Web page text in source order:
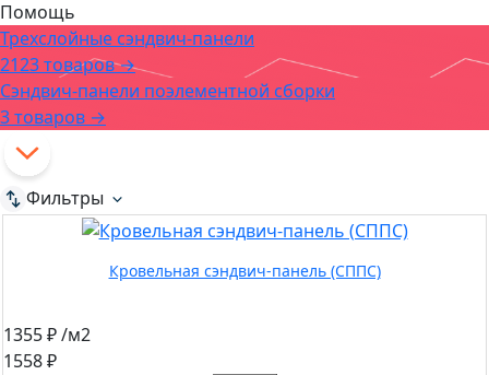
Помощь
Трехслойные сэндвич-панели
2123 товаров →
Сэндвич-панели поэлементной сборки
3 товаров →
Фильтры
Кровельная сэндвич-панель (СППС)
1355 ₽/м2
1558 ₽